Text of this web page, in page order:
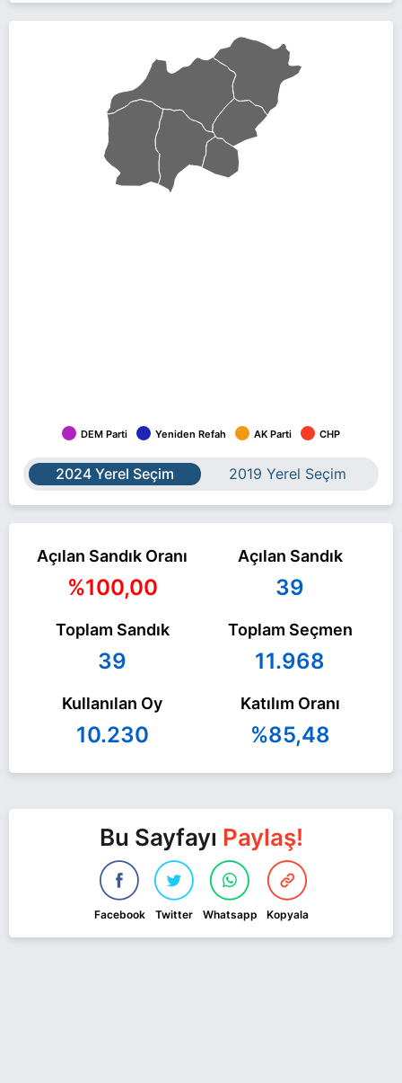
DEM Parti Yeniden Refah AK Parti CHP
2024 Yerel Seçim 2019 Yerel Seçim
Açılan Sandık Oranı
%100,00
Açılan Sandık
39
Toplam Sandık
39
Toplam Seçmen
11.968
Kullanılan Oy
10.230
Katılım Oranı
%85,48
Bu Sayfayı Paylaş!
Facebook Twitter Whatsapp Kopyala